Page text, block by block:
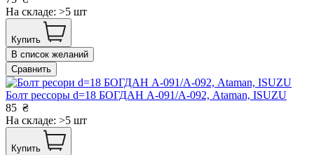
На складе: >5 шт
Купить
В список желаний
Сравнить
Болт рессоры d=18 БОГДАН А-091/А-092, Ataman, ISUZU
85 ₴
На складе: >5 шт
Купить